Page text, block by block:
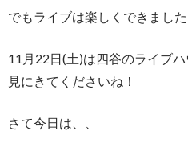
でもライブは楽しくできまし
11月22日(土)は四谷のライブ
見にきてくださいね！
さて今日は、、